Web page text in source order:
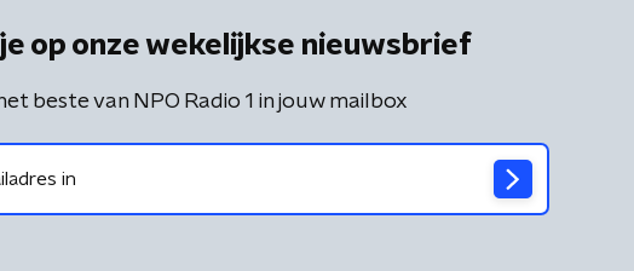
op onze wekelijkse nieuwsbrief
beste van NPO Radio 1 in jouw mailbox